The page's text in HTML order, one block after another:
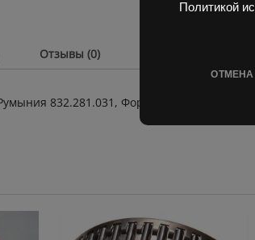
Политикой
ОТМЕНА
Отзывы (0)
832.281.031, Форсунка двигателя